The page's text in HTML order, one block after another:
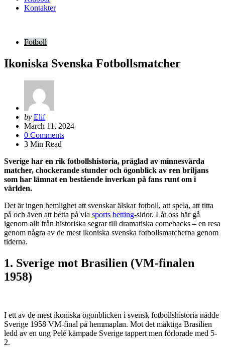
Kontakter
Fotboll
Ikoniska Svenska Fotbollsmatcher
Posted
by
by Elif
March 11, 2024
0 Comments
3 Min Read
Sverige har en rik fotbollshistoria, präglad av minnesvärda
matcher, chockerande stunder och ögonblick av ren briljans
som har lämnat en bestående inverkan på fans runt om i
världen.
Det är ingen hemlighet att svenskar älskar fotboll, att spela, att titta
på och även att betta på via sports betting-sidor. Låt oss här gå
igenom allt från historiska segrar till dramatiska comebacks – en resa
genom några av de mest ikoniska svenska fotbollsmatcherna genom
tiderna.
1. Sverige mot Brasilien (VM-finalen
1958)
I ett av de mest ikoniska ögonblicken i svensk fotbollshistoria nådde
Sverige 1958 VM-final på hemmaplan. Mot det mäktiga Brasilien
ledd av en ung Pelé kämpade Sverige tappert men förlorade med 5-
2.